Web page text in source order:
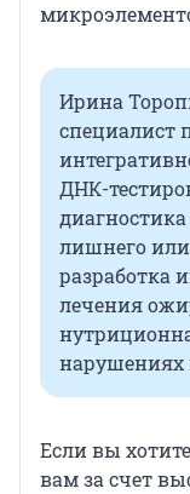
Ирина
специалист
ДНК-
лишнего или
разработка
лечения
нарушениях
Если вы
вам за счет